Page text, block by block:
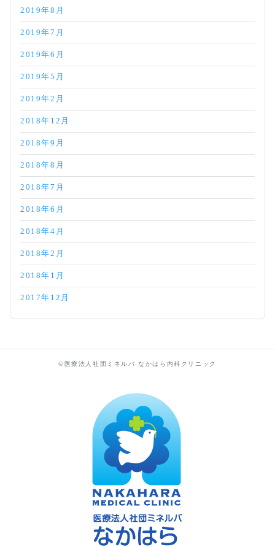
2019年8月
2019年7月
2019年6月
2019年5月
2019年2月
2018年12月
2018年9月
2018年8月
2018年7月
2018年6月
2018年4月
2018年2月
2018年1月
2017年12月
©医療法人社団ミネルバ なかはら内科クリニック